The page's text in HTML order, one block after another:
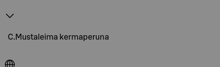
C.Mustaleima kermaperuna